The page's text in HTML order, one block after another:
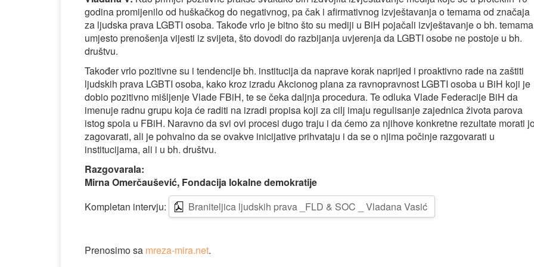
godina promijenilo od huškačkog do negativnog, pa čak i afirmativnog izvještavanja o temama od značaja
za ljudska prava LGBTI osoba. Takođe vrlo je bitno što su mediji u BiH pojačali izvještavanje o bh.
umjesto prenošenja vijesti iz svijeta, što dovodi do razbijanja uvjerenja da LGBTI osobe ne postoje u bh.
društvu.
Također vrlo pozitivne su i tendencije bh. institucija da naprave korak naprijed i proaktivno rade na zaštiti
ljudskih prava LGBTI osoba, kako kroz izradu Akcionog plana za ravnopravnost LGBTI osoba u BiH koji je
dobio pozitivno mišljenje Vlade FBiH, te se čeka daljnja procedura. Te odluka Vlade Federacije BiH da
imenuje radnu grupu koja će raditi na izradi propisa koji za cilj imaju regulisanje zajednica života parova
istog spola u FBiH. Naravno da svi ovi procesi dugo traju i da ćemo za njihove konkretne rezultate morati
zagovarati, ali je pohvalno da se ovakve inicijative prihvataju i da se o njima počinje razgovarati u
institucijama, ali i u bh. društvu.
Razgovarala:
Mirna Omerčaušević, Fondacija lokalne demokratije
Kompletan intervju:
Braniteljica ljudskih prava _FLD & SOC _ Vladana Vasić
Prenosimo sa mreza-mira.net.